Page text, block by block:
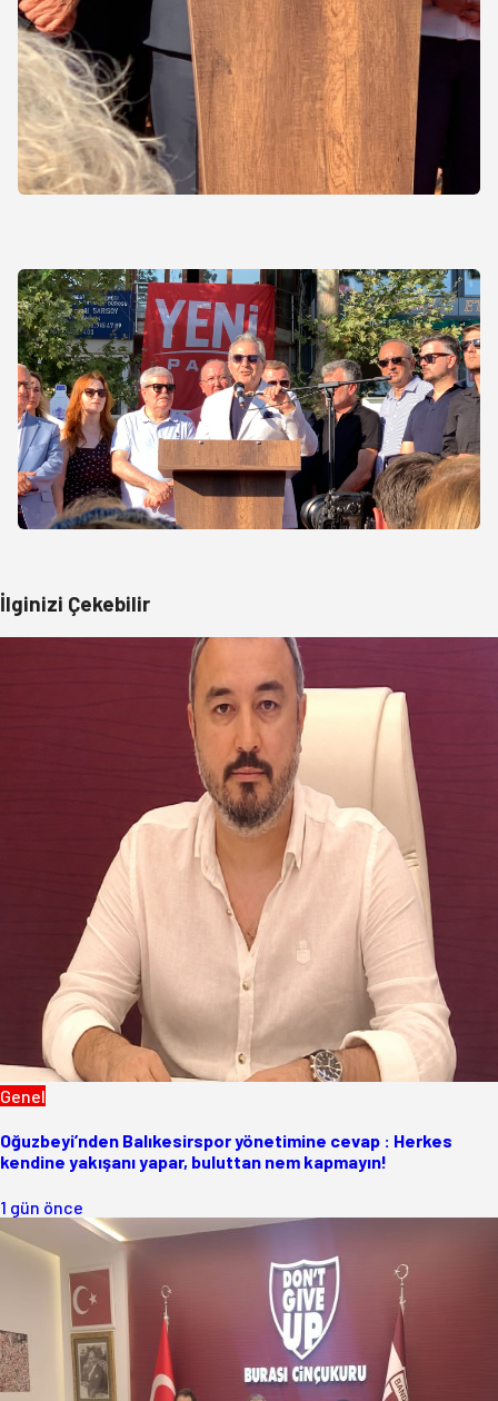
İlginizi Çekebilir
Genel
Oğuzbeyi’nden Balıkesirspor yönetimine cevap : Herkes
kendine yakışanı yapar, buluttan nem kapmayın!
1 gün önce